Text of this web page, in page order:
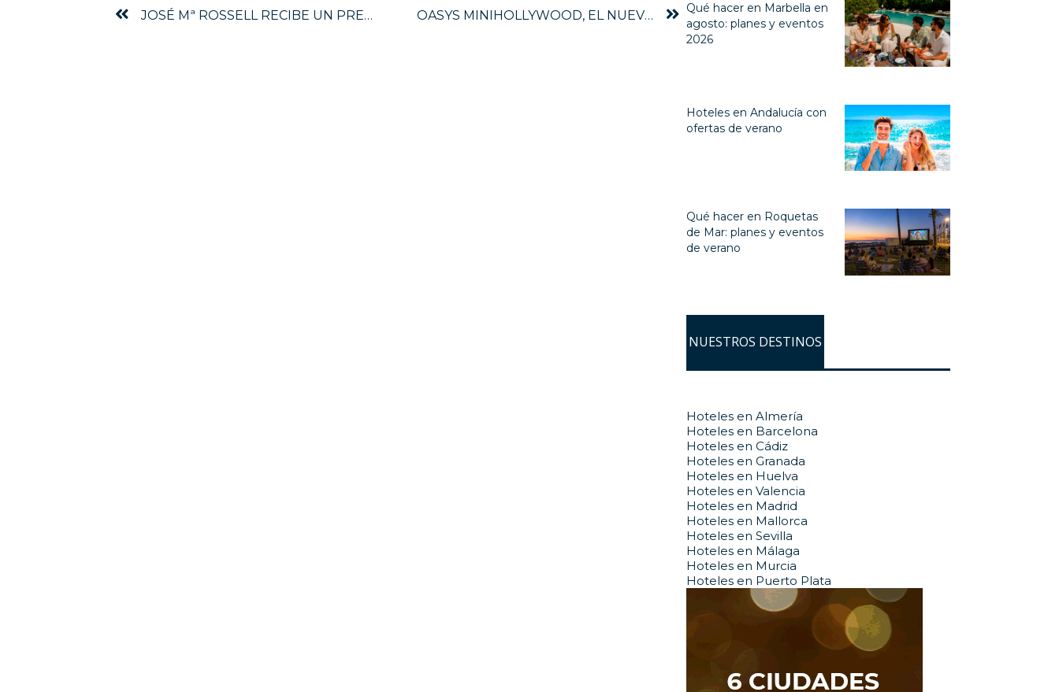
JOSÉ Mª ROSSELL RECIBE UN PREMIO A SU TRAYECTORIA EMPRESARIAL TURÍSTICA OASYS MINIHOLLYWOOD, EL NUEVO PUNTO DE ENCUENTRO PARA EL AVE ALMERÍA-MURCIA
Qué hacer en Marbella en
agosto: planes y eventos
2026
Hoteles en Andalucía con
ofertas de verano
Qué hacer en Roquetas
de Mar: planes y eventos
de verano
NUESTROS DESTINOS
Hoteles en Almería
Hoteles en Barcelona
Hoteles en Cádiz
Hoteles en Granada
Hoteles en Huelva
Hoteles en Valencia
Hoteles en Madrid
Hoteles en Mallorca
Hoteles en Sevilla
Hoteles en Málaga
Hoteles en Murcia
Hoteles en Puerto Plata